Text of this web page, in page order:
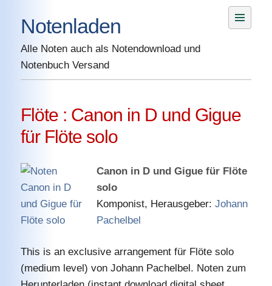
Notenladen
Alle Noten auch als Notendownload und
Notenbuch Versand
Flöte : Canon in D und Gigue
für Flöte solo
Canon in D und Gigue für Flöte
solo
Komponist, Herausgeber: Johann
Pachelbel
This is an exclusive arrangement für Flöte solo
(medium level) von Johann Pachelbel. Noten zum